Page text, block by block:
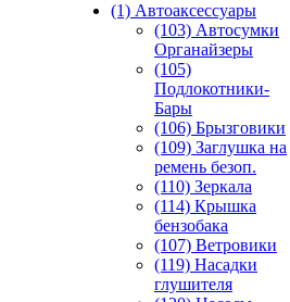
(1) Автоаксессуары
(103) Автосумки
Органайзеры
(105)
Подлокотники-
Бары
(106) Брызговики
(109) Заглушка на
ремень безоп.
(110) Зеркала
(114) Крышка
бензобака
(107) Ветровики
(119) Насадки
глушителя